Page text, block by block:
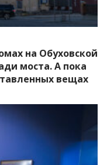
на Обуховской
моста. А пока
вещах